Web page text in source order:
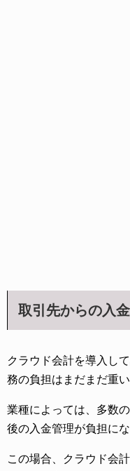
取引先からの入
クラウド会計を導入し
務の負担はまだまだ重
業種によっては、多数
後の入金管理が負担に
この場合、クラウド会